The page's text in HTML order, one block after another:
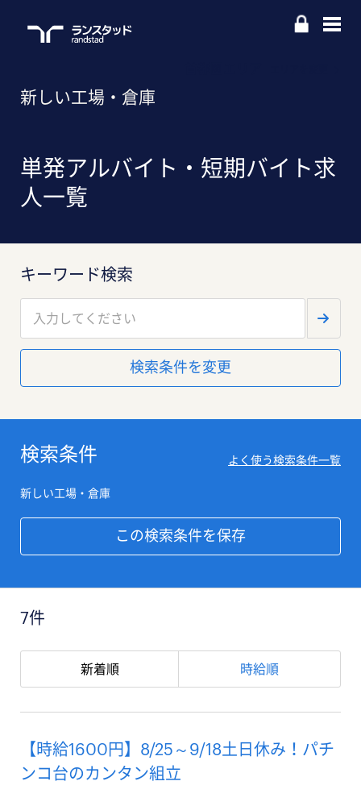
新しい工場・倉庫
単発アルバイト・短期バイト求
人一覧
キーワード検索
検索条件を変更
検索条件 よく使う検索条件一覧
新しい工場・倉庫
この検索条件を保存
7件
新着順 時給順
【時給1600円】8/25～9/18土日休み！パチ
ンコ台のカンタン組立